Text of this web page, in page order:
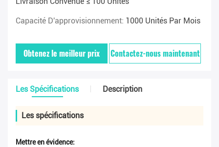
Capacité D'approvisionnement: 1000 Unités Par Mois
Obtenez le meilleur prix Contactez-nous maintenant
Les Spécifications Description
Les spécifications
Mettre en évidence: